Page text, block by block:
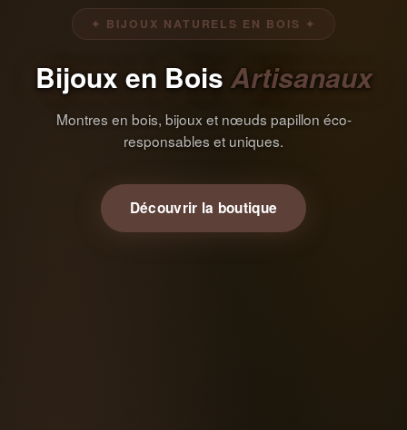
✦ BIJOUX NATURELS EN BOIS ✦
Bijoux en Bois Artisanaux
Montres en bois, bijoux et nœuds papillon éco-
responsables et uniques.
Découvrir la boutique